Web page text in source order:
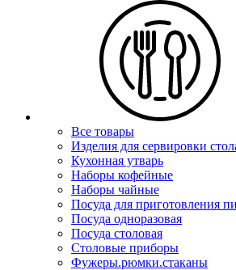
Все товары
Изделия для сервировки
Кухонная утварь
Наборы кофейные
Наборы чайные
Посуда для приготовления
Посуда одноразовая
Посуда столовая
Столовые приборы
Фужеры.рюмки.стаканы